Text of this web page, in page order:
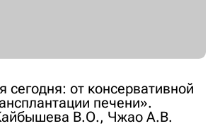
сегодня: от консервативной
печени».
В.О., Чжао А.В.